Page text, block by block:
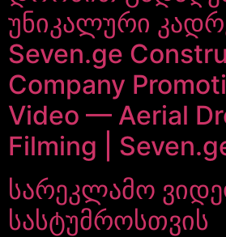
უნიკალური
Seven.ge
Company
Video — Aerial
Filming |
სარეკლამო
სასტუმროსთვის